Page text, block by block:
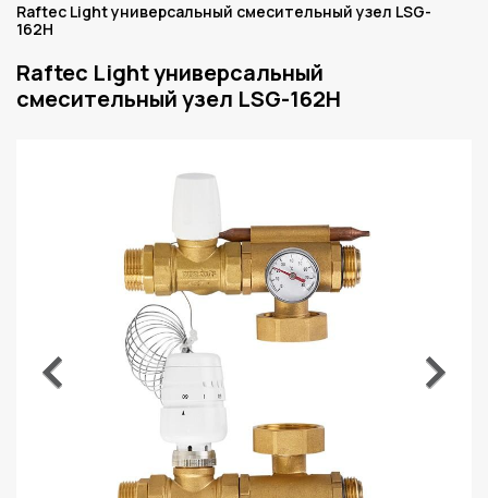
Raftec Light универсальный смесительный узел LSG-
162H
Raftec Light универсальный
смесительный узел LSG-162H